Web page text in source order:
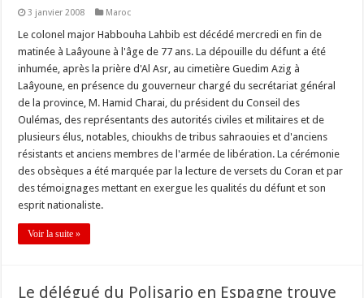
3 janvier 2008 Maroc
Le colonel major Habbouha Lahbib est décédé mercredi en fin de
matinée à Laâyoune à l'âge de 77 ans. La dépouille du défunt a été
inhumée, après la prière d'Al Asr, au cimetière Guedim Azig à
Laâyoune, en présence du gouverneur chargé du secrétariat général
de la province, M. Hamid Charai, du président du Conseil des
Oulémas, des représentants des autorités civiles et militaires et de
plusieurs élus, notables, chioukhs de tribus sahraouies et d'anciens
résistants et anciens membres de l'armée de libération. La cérémonie
des obsèques a été marquée par la lecture de versets du Coran et par
des témoignages mettant en exergue les qualités du défunt et son
esprit nationaliste.
Voir la suite »
Le délégué du Polisario en Espagne trouve